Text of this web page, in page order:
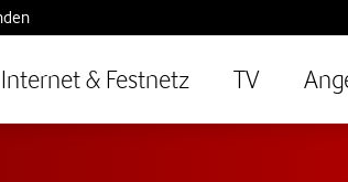
Internet & Festnetz TV